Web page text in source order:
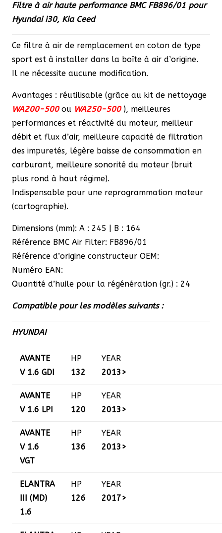
initial
était :
actuel
Filtre à air haute performance BMC FB896/01 pour
Hyundai i30, Kia Ceed
Ce filtre à air de remplacement en coton de type
sport est à installer dans la boîte à air d’origine.
Il ne nécessite aucune modification.
Avantages : réutilisable (grâce au kit de nettoyage
WA200-500ou WA250-500), meilleures
performances et réactivité du moteur, meilleur
débit et flux d’air, meilleure capacité de filtration
des impuretés, légère baisse de consommation en
carburant, meilleure sonorité du moteur (bruit
plus rond à haut régime).
Indispensable pour une reprogrammation moteur
(cartographie).
Dimensions (mm): A : 245 | B : 164
Référence BMC Air Filter: FB896/01
Référence d’origine constructeur OEM:
Numéro EAN:
Quantité d’huile pour la régénération (gr.) : 24
Compatible pour les modèles suivants :
HYUNDAI
AVANTE
V 1.6 GDI
HP
132
YEAR
2013>
AVANTE
V 1.6 LPI
HP
120
YEAR
2013>
AVANTE
V 1.6
VGT
HP
136
YEAR
2013>
ELANTRA
III (MD)
1.6
HP
126
YEAR
2017>